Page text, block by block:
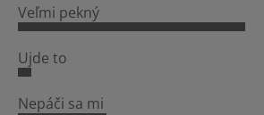
Veľmi pekný
Ujde to
Nepáči sa mi